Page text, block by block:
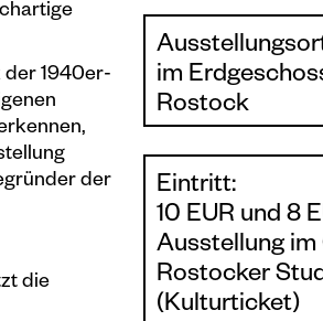
der 1940er-
der
die
im
Rostock
Eintritt:
10 EUR und 8
Ausstellung im
Rostocker
(Kulturticket)